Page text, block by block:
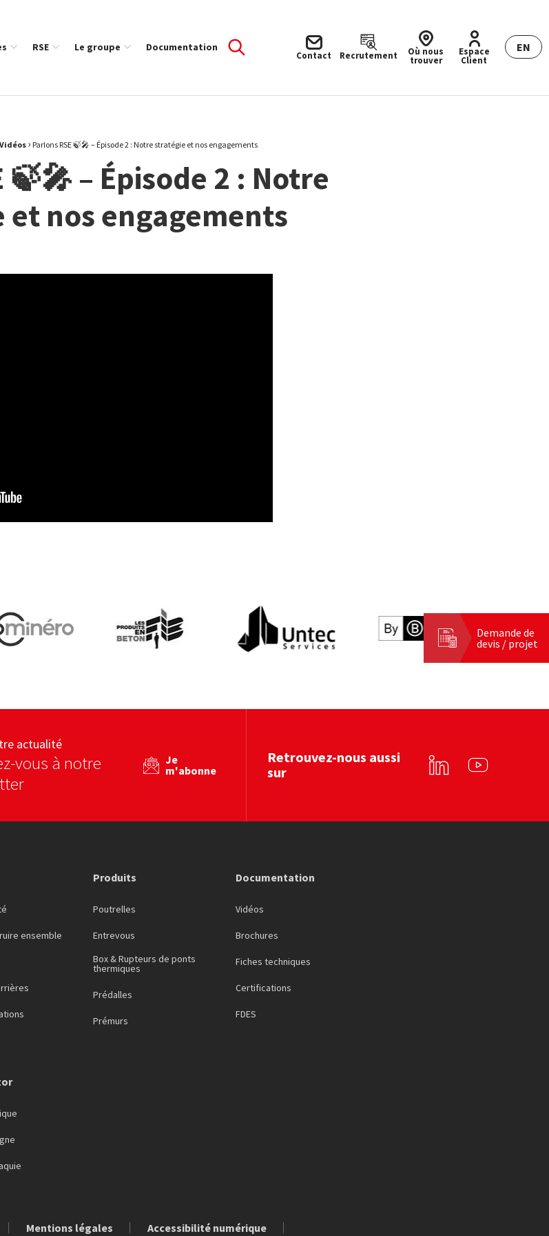
RSE Le groupe Documentation
Contact Recrutement Où nous
trouver
Espace
Client
EN
Vidéos › Parlons RSE 🍃🎤 – Épisode 2 : Notre stratégie et nos engagements
🍃🎤 – Épisode 2 : Notre
et nos engagements
Demande de
devis / projet
actualité
vous à notre
Je
m'abonne
Retrouvez-nous aussi
sur
Linkedin YouTube
ensemble
Produits
Poutrelles
Entrevous
Box & Rupteurs de ponts
thermiques
Prédalles
Prémurs
Documentation
Vidéos
Brochures
Fiches techniques
Certifications
FDES
Mentions légales Accessibilité numérique